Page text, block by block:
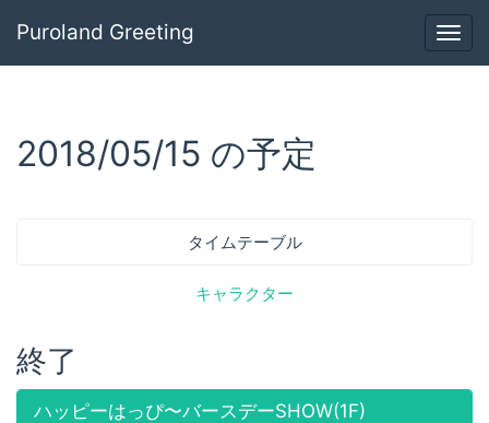
Puroland Greeting
2018/05/15 の予定
タイムテーブル
キャラクター
終了
ハッピーはっぴ〜バースデーSHOW(1F)